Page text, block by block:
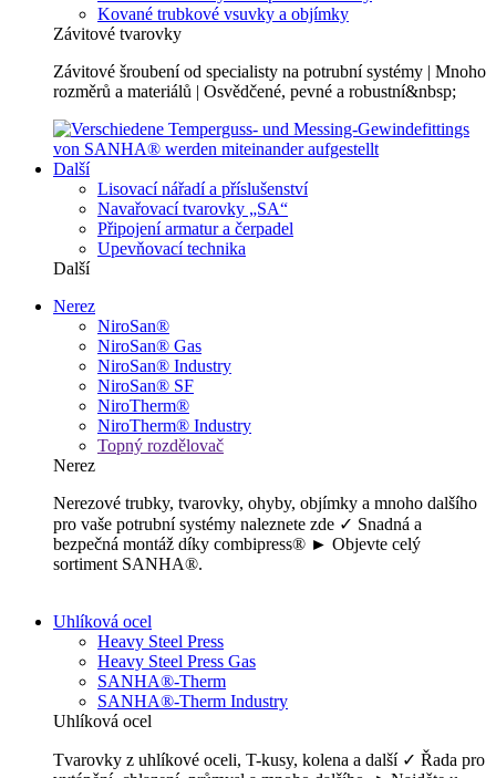
Kované trubkové vsuvky a objímky
Závitové tvarovky
Závitové šroubení od specialisty na potrubní systémy | Mnoho
rozměrů a materiálů | Osvědčené, pevné a robustní&nbsp;
Další
Lisovací nářadí a příslušenství
Navařovací tvarovky „SA“
Připojení armatur a čerpadel
Upevňovací technika
Další
Nerez
NiroSan®
NiroSan® Gas
NiroSan® Industry
NiroSan® SF
NiroTherm®
NiroTherm® Industry
Topný rozdělovač
Nerez
Nerezové trubky, tvarovky, ohyby, objímky a mnoho dalšího
pro vaše potrubní systémy naleznete zde ✓ Snadná a
bezpečná montáž díky combipress® ► Objevte celý
sortiment SANHA®.
Uhlíková ocel
Heavy Steel Press
Heavy Steel Press Gas
SANHA®-Therm
SANHA®-Therm Industry
Uhlíková ocel
Tvarovky z uhlíkové oceli, T-kusy, kolena a další ✓ Řada pro